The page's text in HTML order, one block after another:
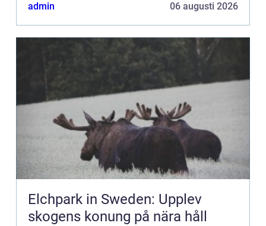
admin
06 augusti 2026
Elchpark in Sweden: Upplev
skogens konung på nära håll